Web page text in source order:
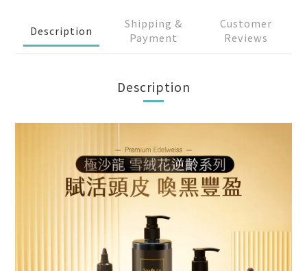
Description
Shipping &
Payment
Customer
Reviews
Description